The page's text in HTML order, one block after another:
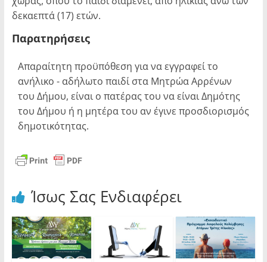
δεκαεπτά (17) ετών.
Παρατηρήσεις
Απαραίτητη προϋπόθεση για να εγγραφεί το
ανήλικο - αδήλωτο παιδί στα Μητρώα Αρρένων
του Δήμου, είναι ο πατέρας του να είναι Δημότης
του Δήμου ή η μητέρα του αν έγινε προσδιορισμός
δημοτικότητας.
Ίσως Σας Ενδιαφέρει